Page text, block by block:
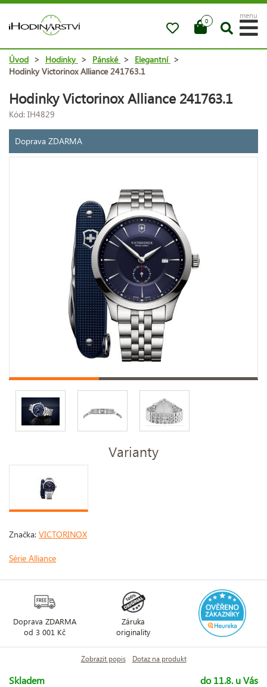
0
menu
Úvod > Hodinky > Pánské > Elegantní >
Hodinky Victorinox Alliance 241763.1
Hodinky Victorinox Alliance 241763.1
Kód: IH4829
Doprava ZDARMA
Varianty
Značka: VICTORINOX
Série Alliance
Doprava ZDARMA
od 3 001 Kč
Záruka
originality
Zobrazit popis Dotaz na produkt
Skladem
do 11.8. u Vás